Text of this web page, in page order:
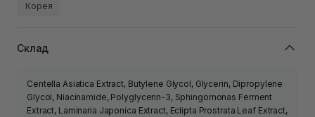
Корея
Склад
Centella Asiatica Extract, Butylene Glycol, Glycerin, Dipropylene
Glycol, Niacinamide, Polyglycerin-3, Sphingomonas Ferment
Extract, Laminaria Japonica Extract, Eclipta Prostrata Leaf Extract,